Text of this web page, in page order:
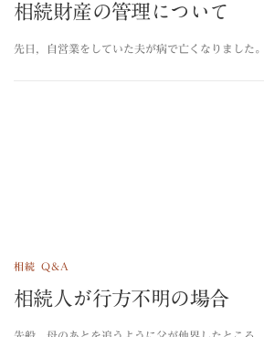
相続財産の管理について
先日，自営業をしていた夫が病で亡くなりました
相続 Q&A
相続人が行方不明の場合